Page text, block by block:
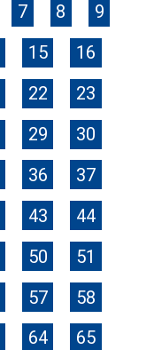
7 8
9
15
16
22
23
29
30
36
37
43
44
50
51
57
58
64
65